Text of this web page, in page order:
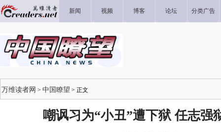
新闻 视频 博客 论坛 分类广告
万维读者网 > 中国瞭望 > 正文
嘲讽习为“小丑”遭下狱 任志强